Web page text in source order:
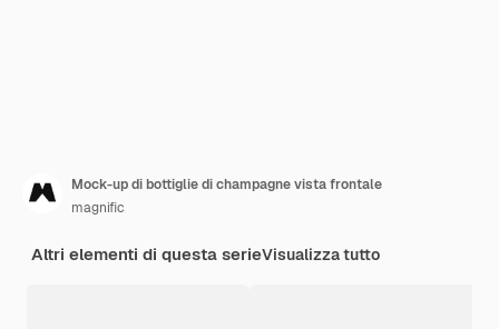
Mock-up di bottiglie di champagne vista frontale
magnific
Altri elementi di questa serieVisualizza tutto